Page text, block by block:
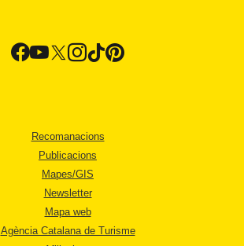
Recomanacions
Publicacions
Mapes/GIS
Newsletter
Mapa web
Agència Catalana de Turisme